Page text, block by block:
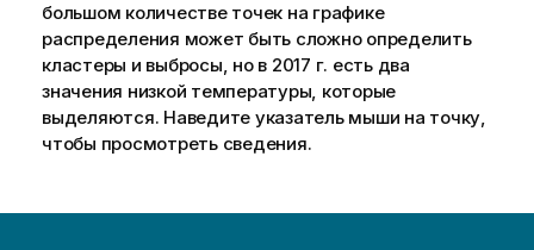
большом количестве точек на графике
распределения может быть сложно определить
кластеры и выбросы, но в 2017 г. есть два
значения низкой температуры, которые
выделяются. Наведите указатель мыши на точку,
чтобы просмотреть сведения.